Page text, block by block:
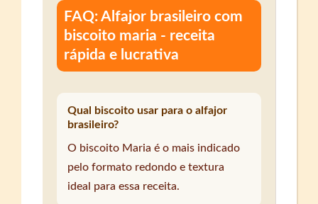
FAQ: Alfajor brasileiro com
biscoito maria - receita
rápida e lucrativa
Qual biscoito usar para o alfajor
brasileiro?
O biscoito Maria é o mais indicado
pelo formato redondo e textura
ideal para essa receita.